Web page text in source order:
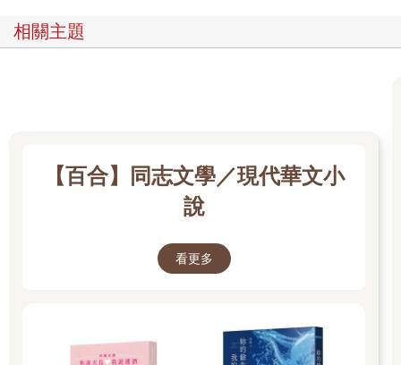
相關主題
【百合】同志文學／現代華文小
說
看更多